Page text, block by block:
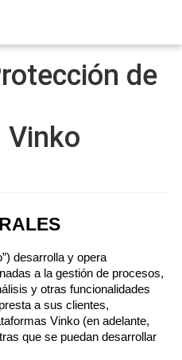
de
desarrolla y opera
a la gestión de procesos,
y otras funcionalidades
a sus clientes,
Vinko (en adelante,
que se puedan desarrollar